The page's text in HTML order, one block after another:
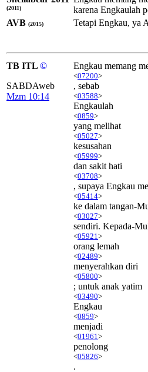
(2011)
karena Engkaulah
AVB (2015) Tetapi Engkau, ya
TB ITL ©
SABDAweb
Mzm 10:14
Engkau memang
<07200>
, sebab
<03588>
Engkaulah
<0859>
yang melihat
<05027>
kesusahan
<05999>
dan sakit hati
<03708>
, supaya Engkau
<05414>
ke dalam tangan-
<03027>
sendiri. Kepada-
<05921 >
orang lemah
<02489>
menyerahkan diri
<05800>
; untuk anak yatim
<03490>
Engkau
<0859>
menjadi
<01961 >
penolong
<05826>
.